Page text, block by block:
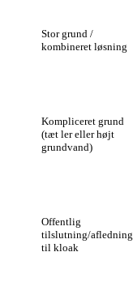
Stor grund /
kombineret løsning
Kompliceret grund
(tæt ler eller højt
grundvand)
Offentlig
tilslutning/afledning
til kloak